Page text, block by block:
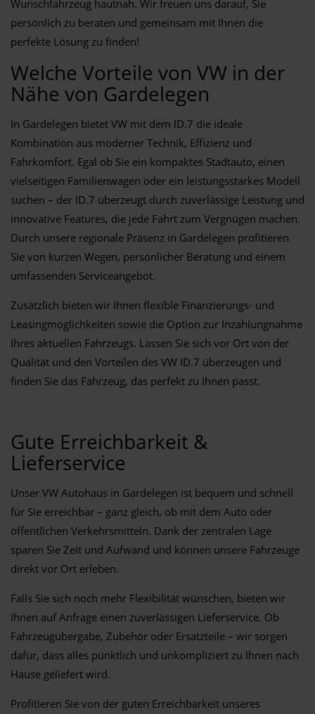
Wunschfahrzeug hautnah. Wir freuen uns darauf, Sie
persönlich zu beraten und gemeinsam mit Ihnen die
perfekte Lösung zu finden!
Welche Vorteile von VW in der
Nähe von Gardelegen
In Gardelegen bietet VW mit dem ID.7 die ideale
Kombination aus moderner Technik, Effizienz und
Fahrkomfort. Egal ob Sie ein kompaktes Stadtauto, einen
vielseitigen Familienwagen oder ein leistungsstarkes Modell
suchen – der ID.7 überzeugt durch zuverlässige Leistung und
innovative Features, die jede Fahrt zum Vergnügen machen.
Durch unsere regionale Präsenz in Gardelegen profitieren
Sie von kurzen Wegen, persönlicher Beratung und einem
umfassenden Serviceangebot.
Zusätzlich bieten wir Ihnen flexible Finanzierungs- und
Leasingmöglichkeiten sowie die Option zur Inzahlungnahme
Ihres aktuellen Fahrzeugs. Lassen Sie sich vor Ort von der
Qualität und den Vorteilen des VW ID.7 überzeugen und
finden Sie das Fahrzeug, das perfekt zu Ihnen passt.
Gute Erreichbarkeit &
Lieferservice
Unser VW Autohaus in Gardelegen ist bequem und schnell
für Sie erreichbar – ganz gleich, ob mit dem Auto oder
öffentlichen Verkehrsmitteln. Dank der zentralen Lage
sparen Sie Zeit und Aufwand und können unsere Fahrzeuge
direkt vor Ort erleben.
Falls Sie sich noch mehr Flexibilität wünschen, bieten wir
Ihnen auf Anfrage einen zuverlässigen Lieferservice. Ob
Fahrzeugübergabe, Zubehör oder Ersatzteile – wir sorgen
dafür, dass alles pünktlich und unkompliziert zu Ihnen nach
Hause geliefert wird.
Profitieren Sie von der guten Erreichbarkeit unseres